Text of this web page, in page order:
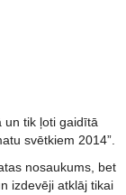
un tik ļoti gaidītā
svētkiem 2014”.
nosaukums, bet
izdevēji atklāj tikai